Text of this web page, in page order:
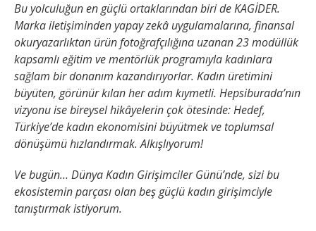
Bu yolculuğun en güçlü ortaklarından biri de KAGİDER.
Marka iletişiminden yapay zekâ uygulamalarına, finansal
okuryazarlıktan ürün fotoğrafçılığına uzanan 23 modüllük
kapsamlı eğitim ve mentörlük programıyla kadınlara
sağlam bir donanım kazandırıyorlar. Kadın üretimini
büyüten, görünür kılan her adım kıymetli. Hepsiburada’nın
vizyonu ise bireysel hikâyelerin çok ötesinde: Hedef,
Türkiye’de kadın ekonomisini büyütmek ve toplumsal
dönüşümü hızlandırmak. Alkışlıyorum!
Ve bugün… Dünya Kadın Girişimciler Günü’nde, sizi bu
ekosistemin parçası olan beş güçlü kadın girişimciyle
tanıştırmak istiyorum.